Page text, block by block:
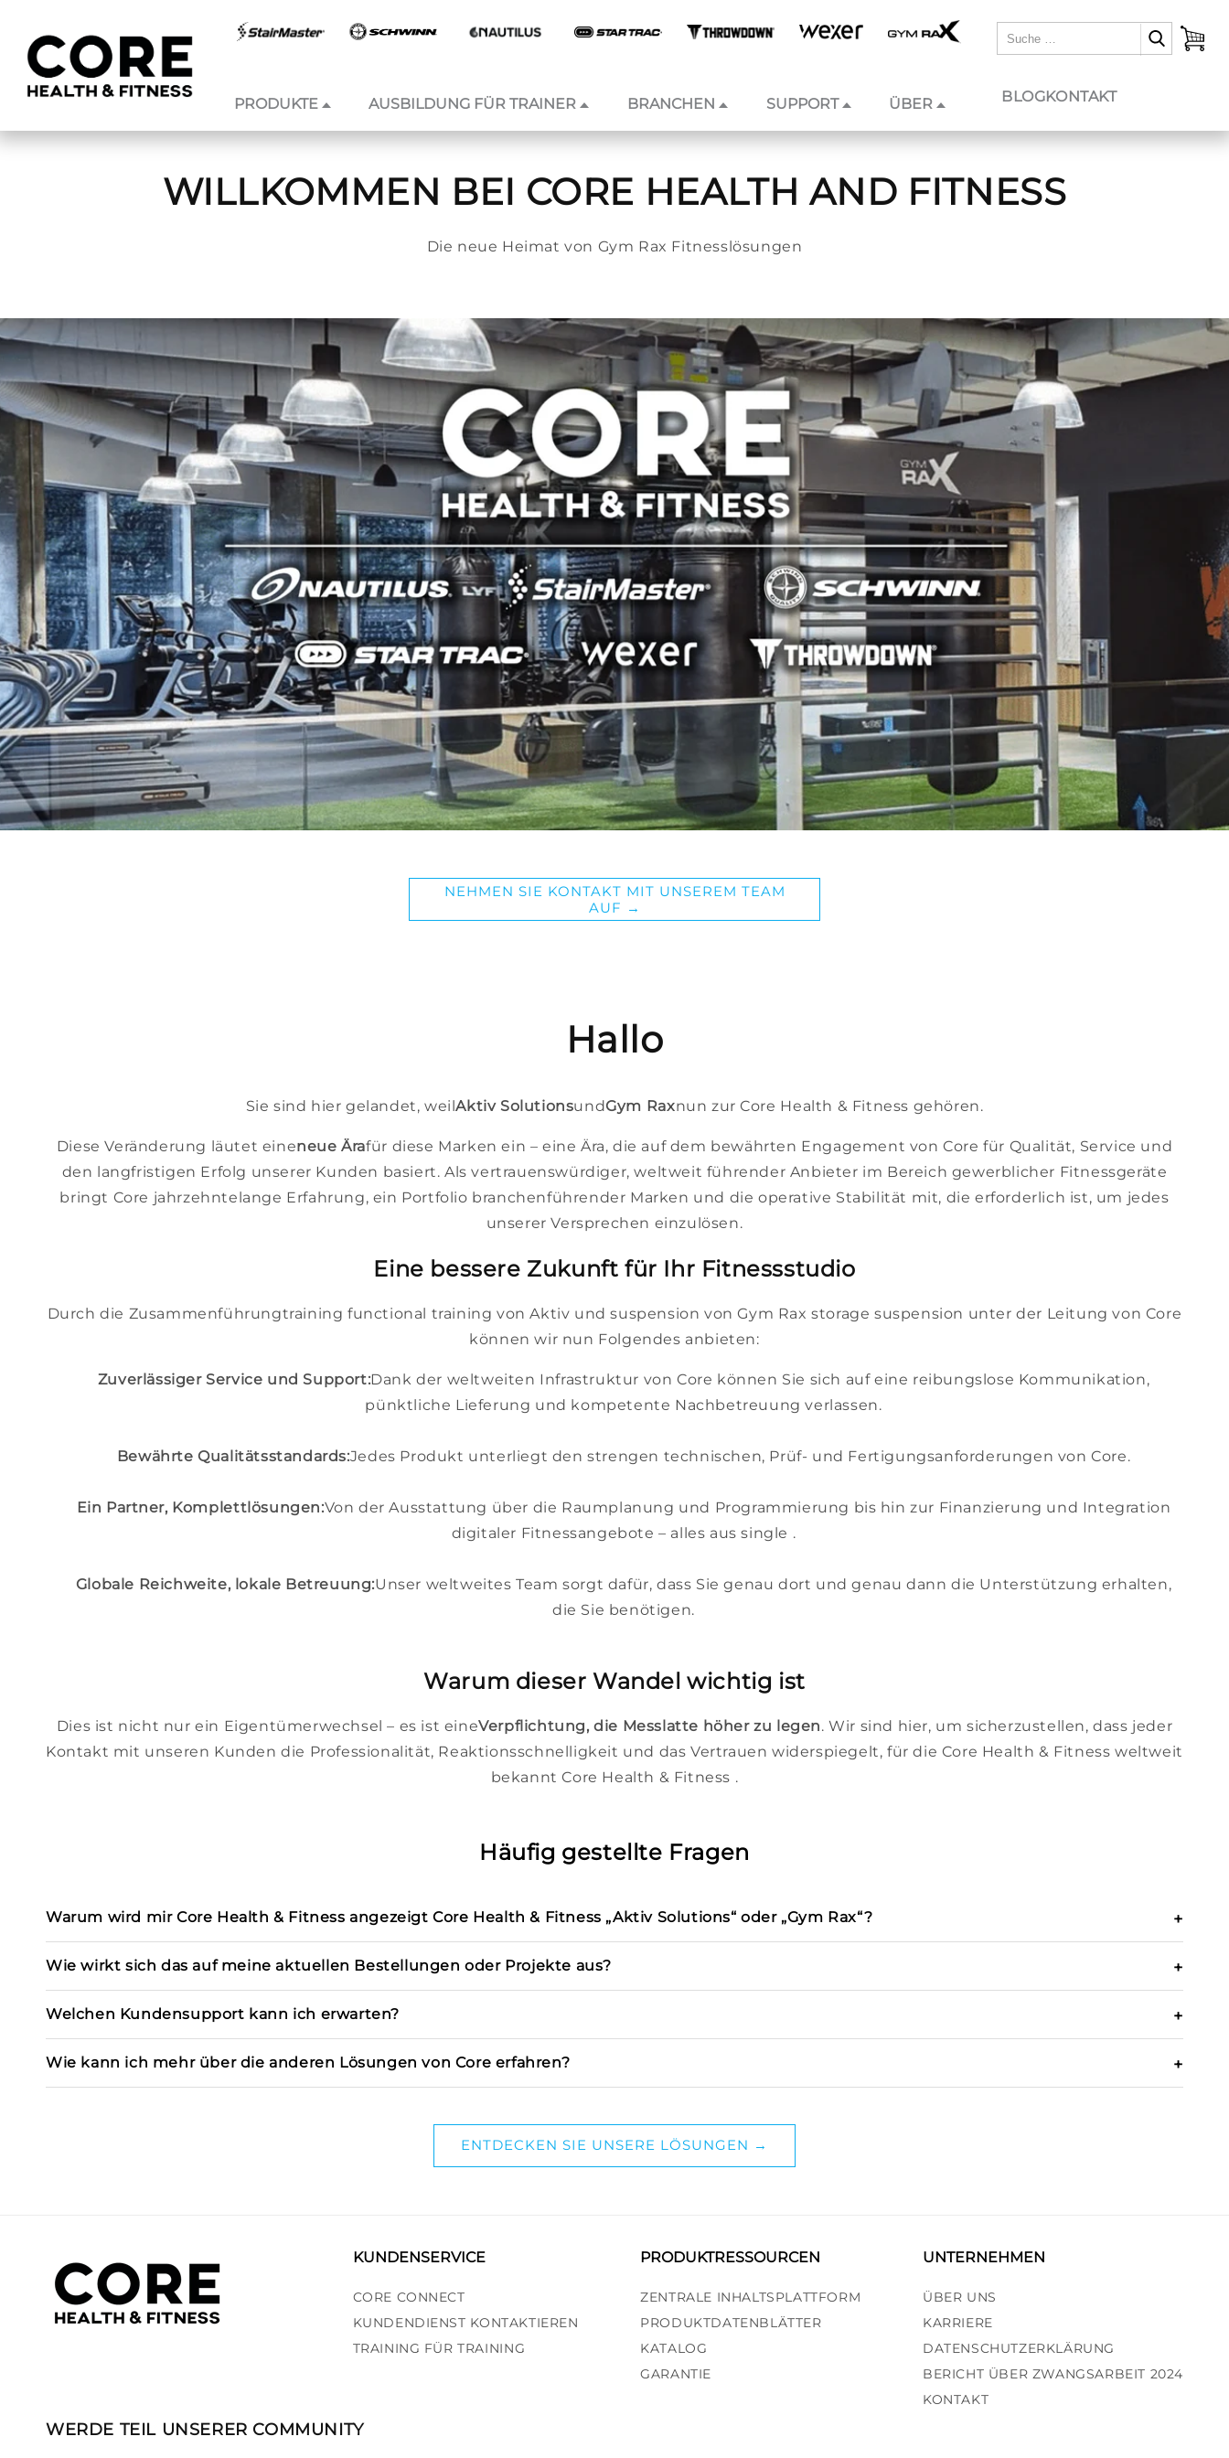
Zum
PRODUKTE AUSBILDUNG FÜR TRAINER BRANCHEN SUPPORT ÜBER BLOGKONTAKT
WILLKOMMEN BEI CORE HEALTH AND FITNESS
Die neue Heimat von Gym Rax Fitnesslösungen
NEHMEN SIE KONTAKT MIT UNSEREM TEAM
AUF →
Hallo
Sie sind hier gelandet, weilAktiv SolutionsundGym Raxnun zur Core Health & Fitness gehören.
Diese Veränderung läutet eineneue Ärafür diese Marken ein – eine Ära, die auf dem bewährten Engagement von Core für Qualität, Service und
den langfristigen Erfolg unserer Kunden basiert. Als vertrauenswürdiger, weltweit führender Anbieter im Bereich gewerblicher Fitnessgeräte
bringt Core jahrzehntelange Erfahrung, ein Portfolio branchenführender Marken und die operative Stabilität mit, die erforderlich ist, um jedes
unserer Versprechen einzulösen.
Eine bessere Zukunft für Ihr Fitnessstudio
Durch die Zusammenführungtraining functional training von Aktiv und suspension von Gym Rax storage suspension unter der Leitung von Core
können wir nun Folgendes anbieten:
Zuverlässiger Service und Support:Dank der weltweiten Infrastruktur von Core können Sie sich auf eine reibungslose Kommunikation,
pünktliche Lieferung und kompetente Nachbetreuung verlassen.
Bewährte Qualitätsstandards:Jedes Produkt unterliegt den strengen technischen, Prüf- und Fertigungsanforderungen von Core.
Ein Partner, Komplettlösungen:Von der Ausstattung über die Raumplanung und Programmierung bis hin zur Finanzierung und Integration
digitaler Fitnessangebote – alles aus single .
Globale Reichweite, lokale Betreuung:Unser weltweites Team sorgt dafür, dass Sie genau dort und genau dann die Unterstützung erhalten,
die Sie benötigen.
Warum dieser Wandel wichtig ist
Dies ist nicht nur ein Eigentümerwechsel – es ist eineVerpflichtung, die Messlatte höher zu legen. Wir sind hier, um sicherzustellen, dass jeder
Kontakt mit unseren Kunden die Professionalität, Reaktionsschnelligkeit und das Vertrauen widerspiegelt, für die Core Health & Fitness weltweit
bekannt Core Health & Fitness .
Häufig gestellte Fragen
Warum wird mir Core Health & Fitness angezeigt Core Health & Fitness „Aktiv Solutions“ oder „Gym Rax“?
Wie wirkt sich das auf meine aktuellen Bestellungen oder Projekte aus?
Welchen Kundensupport kann ich erwarten?
Wie kann ich mehr über die anderen Lösungen von Core erfahren?
ENTDECKEN SIE UNSERE LÖSUNGEN →
KUNDENSERVICE
CORE CONNECT
KUNDENDIENST KONTAKTIEREN
TRAINING FÜR TRAINING
PRODUKTRESSOURCEN
ZENTRALE INHALTSPLATTFORM
PRODUKTDATENBLÄTTER
KATALOG
GARANTIE
UNTERNEHMEN
ÜBER UNS
KARRIERE
DATENSCHUTZERKLÄRUNG
BERICHT ÜBER ZWANGSARBEIT 2024
KONTAKT
WERDE TEIL UNSERER COMMUNITY